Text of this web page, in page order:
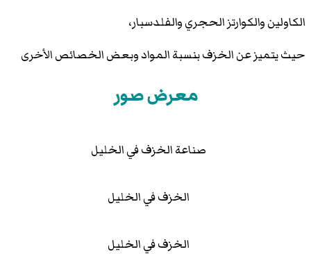
الكاولين والكوارتز الحجري والفلدسبار،
حيث يتميز عن الخزف بنسبة المواد وبعض الخصائص الأخرى
معرض صور
صناعة الخزف في الخليل
الخزف في الخليل
الخزف في الخليل